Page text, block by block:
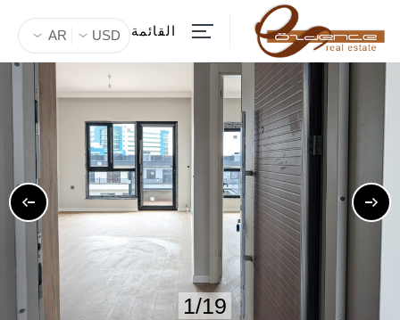
القائمة AR USD
1/19